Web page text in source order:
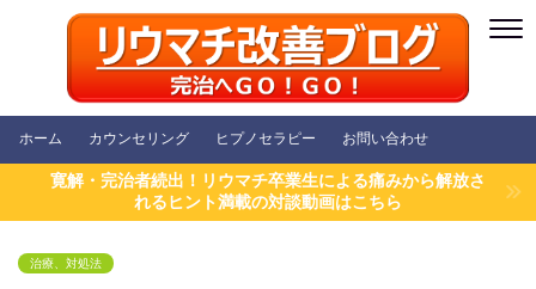
ホーム カウンセリング ヒプノセラピー お問い合わせ
寛解・完治者続出！リウマチ卒業生による痛みから解放さ
れるヒント満載の対談動画はこちら
治療、対処法